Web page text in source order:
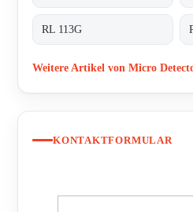
RL 113G
Weitere Artikel von Micro
KONTAKTFORMULAR